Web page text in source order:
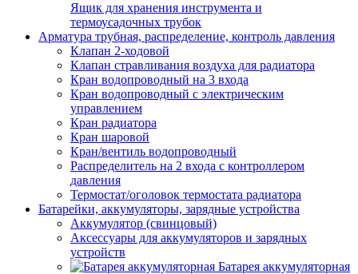
Ящик для хранения инструмента и
термоусадочных трубок
Арматура трубная, распределение, контроль давления
Клапан 2-ходовой
Клапан стравливания воздуха для радиатора
Кран водопроводный на 3 входа
Кран водопроводный с электрическим
управлением
Кран радиатора
Кран шаровой
Кран/вентиль водопроводный
Распределитель на 2 входа с контроллером
давления
Термостат/оголовок термостата радиатора
Батарейки, аккумуляторы, зарядные устройства
Аккумулятор (свинцовый)
Аксессуары для аккумуляторов и зарядных
устройств
Батарея аккумуляторная